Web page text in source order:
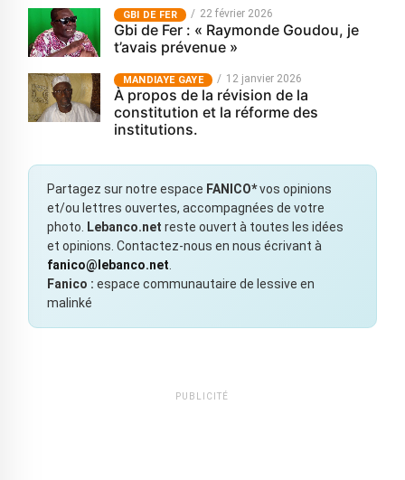
GBI DE FER 22 février 2026
Gbi de Fer : « Raymonde Goudou, je
t’avais prévenue »
MANDIAYE GAYE 12 janvier 2026
À propos de la révision de la
constitution et la réforme des
institutions.
Partagez sur notre espace FANICO*vos opinions
et/ou lettres ouvertes, accompagnées de votre
photo.
Lebanco.net reste ouvert à toutes les idées
et opinions. Contactez-nous en nous écrivant à
fanico@lebanco.net
Fanico : espace communautaire de lessive en
malinké
PUBLICITÉ